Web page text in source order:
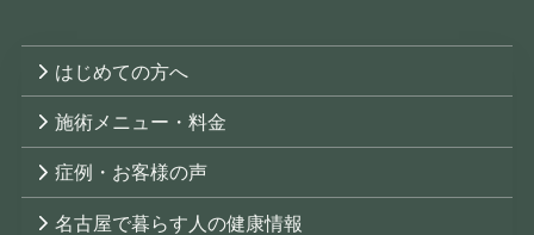
はじめての方へ
施術メニュー・料金
症例・お客様の声
名古屋で暮らす人の健康情報